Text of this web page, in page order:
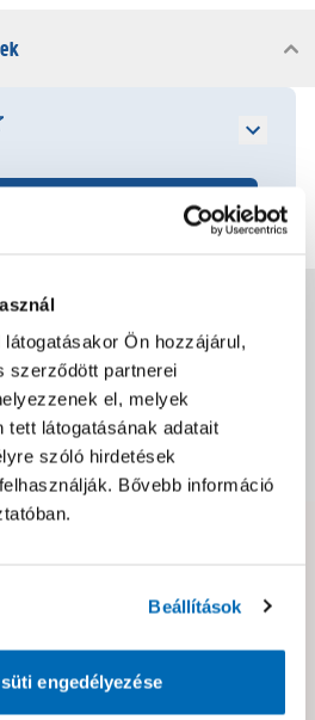
Ön hozzájárul,
szerződött partnerei
el, melyek
tett látogatásának adatait
szóló hirdetések
Bővebb információ
Beállítások
engedélyezése
információk
személy